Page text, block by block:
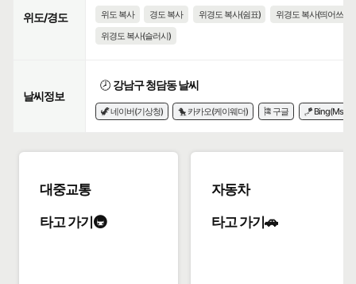
위도/경도 위도 복사 경도 복사 위경도 복사(쉼표)
위경도 복사(띄어쓰기)
위경도 복사(슬러시)
날씨정보
🕗 강남구 청담동 날씨
🦖 네이버(기상청) 🐤 카카오(케이웨더) 🎏 구글 🪁 Bing(Msn)
대중교통
타고 가기🚇
자동차
타고 가기🚗